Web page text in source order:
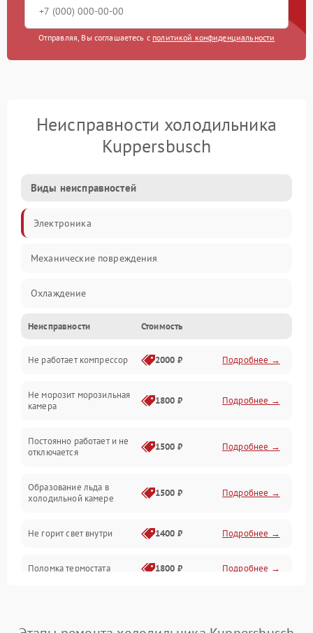
Отправляя, Вы соглашаетесь с политикой конфиденциальности
Неисправности холодильника
Kuppersbusch
Виды неисправностей
Электроника
Механические повреждения
Охлаждение
Механика
Электропитание
Дренаж
Неисправности Стоимость
Не работает компрессор 2000 ₽ Подробнее →
Не морозит морозильная
камера
1800 ₽ Подробнее →
Постоянно работает и не
отключается
1500 ₽ Подробнее →
Образование льда в
холодильной камере
1500 ₽ Подробнее →
Не горит свет внутри 1400 ₽ Подробнее →
Поломка термостата 1800 ₽ Подробнее →